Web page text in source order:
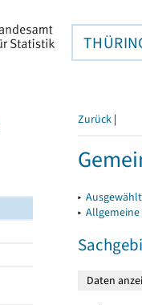
Zurück |
▸
▸